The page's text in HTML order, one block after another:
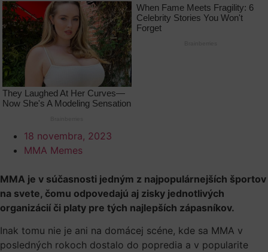
18 novembra, 2023
MMA Memes
MMA je v súčasnosti jedným z najpopulárnejších športov
na svete, čomu odpovedajú aj zisky jednotlivých
organizácií či platy pre tých najlepších zápasníkov.
Inak tomu nie je ani na domácej scéne, kde sa MMA v
posledných rokoch dostalo do popredia a v popularite